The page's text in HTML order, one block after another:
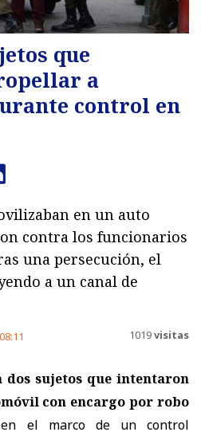
que
a
control en
en un auto
contra los funcionarios
una persecución, el
a un canal de
08:11 1019visitas
dos sujetos que intentaron
con encargo por robo
en el marco de un control